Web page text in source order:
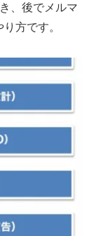
、後でメルマ
方です。